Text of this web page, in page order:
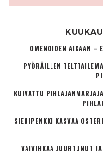
OMENOIDEN AIKAAN –
PYÖRÄILLEN
KUIVATTU
SIENIPENKKI KASVAA
VAIVIHKAA JUURTUNUT